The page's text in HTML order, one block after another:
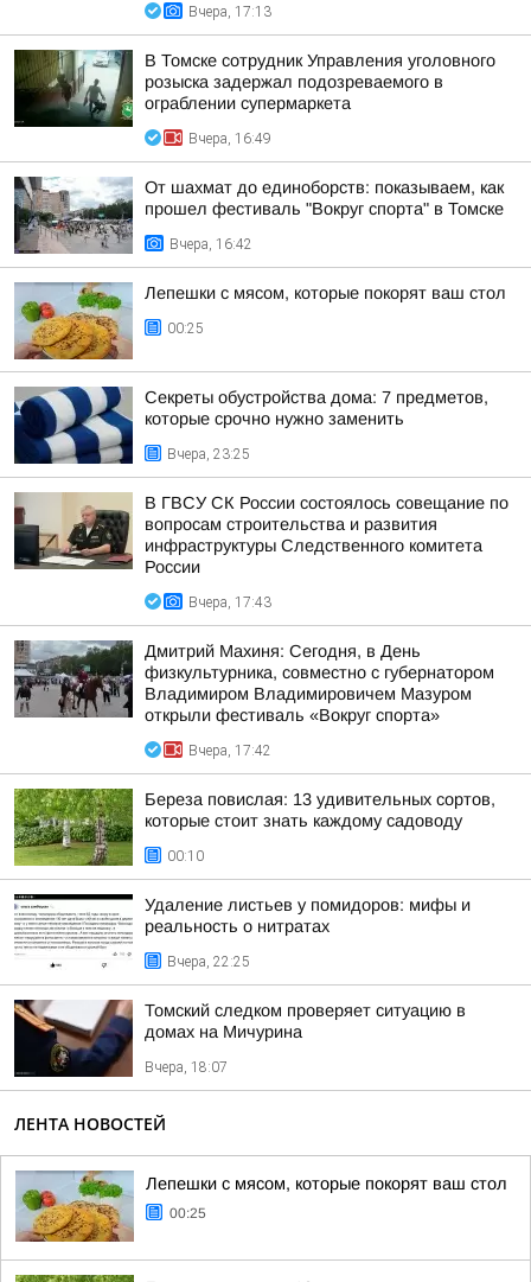
Вчера, 17:13
В Томске сотрудник Управления уголовного
розыска задержал подозреваемого в
ограблении супермаркета
Вчера, 16:49
От шахмат до единоборств: показываем, как
прошел фестиваль "Вокруг спорта" в Томске
Вчера, 16:42
Лепешки с мясом, которые покорят ваш стол
00:25
Секреты обустройства дома: 7 предметов,
которые срочно нужно заменить
Вчера, 23:25
В ГВСУ СК России состоялось совещание по
вопросам строительства и развития
инфраструктуры Следственного комитета
России
Вчера, 17:43
Дмитрий Махиня: Сегодня, в День
физкультурника, совместно с губернатором
Владимиром Владимировичем Мазуром
открыли фестиваль «Вокруг спорта»
Вчера, 17:42
Береза повислая: 13 удивительных сортов,
которые стоит знать каждому садоводу
00:10
Удаление листьев у помидоров: мифы и
реальность о нитратах
Вчера, 22:25
Томский следком проверяет ситуацию в
домах на Мичурина
Вчера, 18:07
ЛЕНТА НОВОСТЕЙ
Лепешки с мясом, которые покорят ваш стол
00:25